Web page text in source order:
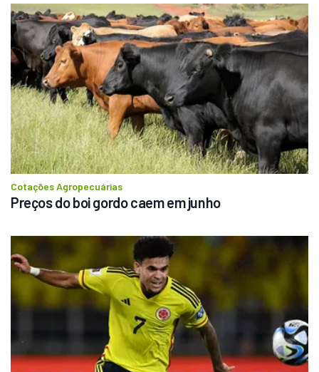
Cotações Agropecuárias
Preços do boi gordo caem em junho